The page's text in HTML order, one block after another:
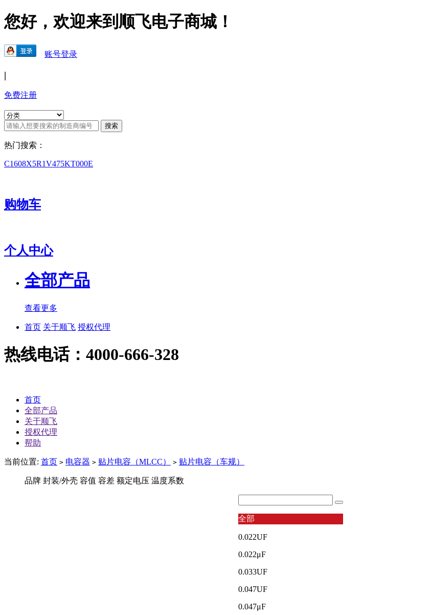
您好，欢迎来到顺飞电子商城！
账号登录
|
免费注册
热门搜索：
C1608X5R1V475KT000E
购物车
个人中心
全部产品
查看更多
首页 关于顺飞 授权代理
热线电话：4000-666-328
首页
全部产品
关于顺飞
授权代理
帮助
当前位置: 首页 > 电容器 > 贴片电容（MLCC） > 贴片电容（车规）
品牌 封装/外壳 容值 容差 额定电压 温度系数
全部
0.022UF
0.022μF
0.033UF
0.047UF
0.047μF